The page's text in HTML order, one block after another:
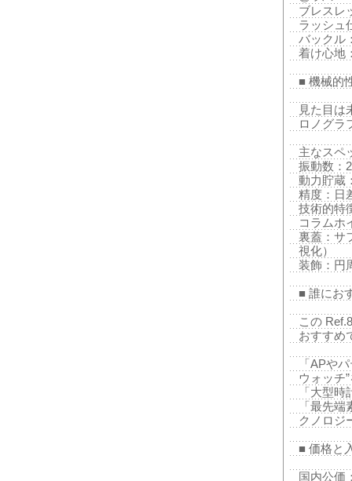
ブレスレ
ラッシュ
バックル
着け心地
■ 機械的
見た目は
ロノグラ
主なスペ
振動数：
動力貯蔵
精度：日
技術的特
コラムホ
裏蓋：サ
視化）
装飾：円
■ 誰にお
この
おすすめ
「APや
ウォッチ
「大型
「最先
クノロジ
■ 価格と
国内公価